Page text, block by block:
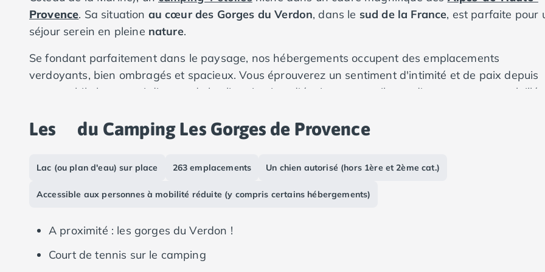
Camping Vias-Plage
Camping Pyrénées-Orientales
Camping Argelès-sur-Mer
Camping Canet-en-Roussillon
Camping Collioure
Camping Le Barcarès
Camping Limousin
Camping Corrèze
Camping Vosges
Camping Aveyron
Camping Nant
Camping Gers
Provence. Sa situation au cœur des Gorges du Verdon, dans le sud de la France, est parfaite pour
séjour serein en pleine nature.
Se fondant parfaitement dans le paysage, nos hébergements occupent des emplacements
verdoyants, bien ombragés et spacieux. Vous éprouverez un sentiment d'intimité et de paix depuis
votre mobile home, qui dispose de la climatisation, d'équipements utiles et d'une terrasse
Les du Camping Les Gorges de Provence
Lac (ou plan d'eau) sur place 263 emplacements Un chien autorisé (hors 1ère et 2ème cat.)
Accessible aux personnes à mobilité réduite (y compris certains hébergements)
A proximité : les gorges du Verdon !
Court de tennis sur le camping